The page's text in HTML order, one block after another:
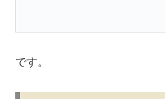
です。